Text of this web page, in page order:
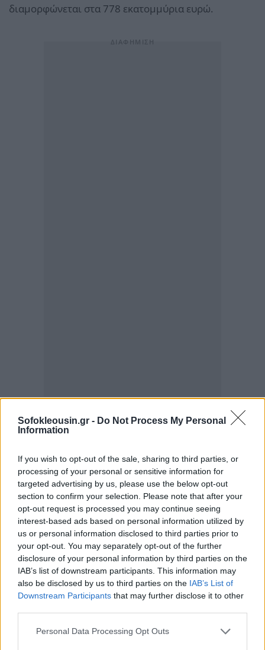
Sofokleousin.gr - Do Not Process My Personal
Information
If you wish to opt-out of the sale, sharing to third parties, or
processing of your personal or sensitive information for
targeted advertising by us, please use the below opt-out
section to confirm your selection. Please note that after your
opt-out request is processed you may continue seeing
interest-based ads based on personal information utilized by
us or personal information disclosed to third parties prior to
your opt-out. You may separately opt-out of the further
disclosure of your personal information by third parties on the
IAB’s list of downstream participants. This information may
also be disclosed by us to third parties on the IAB’s List of
Downstream Participants that may further disclose it to other
Personal Data Processing Opt Outs
διαμορφώνεται στα 778 εκατομμύρια ευρώ.
Παράλληλα, σταθερά ανοδική ήταν και η πορεία των
ασφαλίσεων κατά ζημιών, οι οποίες κινήθηκαν 7,1%
περίοδο, φτάνοντας τα 814 εκατομμύρια ευρώ.
Από το συγκεκριμένο χαρτοφυλάκιο ξεχωρίζει ο
τομέας της αστικής ευθύνης οχημάτων, ο οποίος
ενισχύθηκε κατά 5,7% και συνεισέφερε 207,6
εκατομμύρια ευρώ στο συνολικό αποτέλεσμα του
τριμήνου.